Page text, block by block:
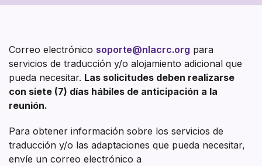
Correo electrónico soporte@nlacrc.org para
servicios de traducción y/o alojamiento adicional que
pueda necesitar. Las solicitudes deben realizarse
con siete (7) días hábiles de anticipación a la
reunión.
Para obtener información sobre los servicios de
traducción y/o las adaptaciones que pueda necesitar,
envíe un correo electrónico a